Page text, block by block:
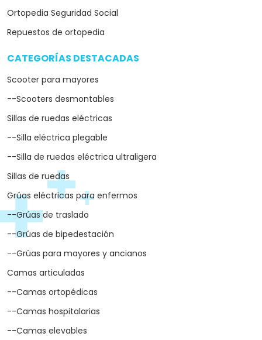
Ortopedia Seguridad Social
Repuestos de ortopedia
CATEGORÍAS DESTACADAS
Scooter para mayores
--Scooters desmontables
Sillas de ruedas eléctricas
--Silla eléctrica plegable
--Silla de ruedas eléctrica ultraligera
Sillas de ruedas
Grúas eléctricas para enfermos
--Grúas de traslado
--Grúas de bipedestación
--Grúas para mayores y ancianos
Camas articuladas
--Camas ortopédicas
--Camas hospitalarias
--Camas elevables